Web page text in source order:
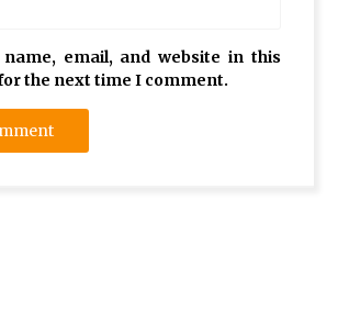
name, email, and website in this
the next time I comment.